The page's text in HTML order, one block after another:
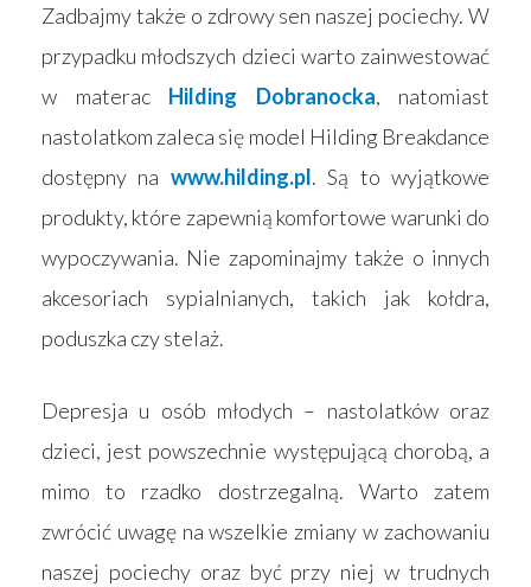
Zadbajmy także o zdrowy sen naszej pociechy. W
przypadku młodszych dzieci warto zainwestować
w materac
Hilding Dobranocka, natomiast
nastolatkom zaleca się model Hilding Breakdance
dostępny na www.hilding.pl. Są to wyjątkowe
produkty, które zapewnią komfortowe warunki do
wypoczywania. Nie zapominajmy także o innych
akcesoriach sypialnianych, takich jak kołdra,
poduszka czy stelaż.
Depresja u osób młodych – nastolatków oraz
dzieci, jest powszechnie występującą chorobą, a
mimo to rzadko dostrzegalną. Warto zatem
zwrócić uwagę na wszelkie zmiany w zachowaniu
naszej pociechy oraz być przy niej w trudnych